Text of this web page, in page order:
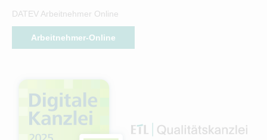
DATEV Arbeitnehmer Online
Arbeitnehmer-Online